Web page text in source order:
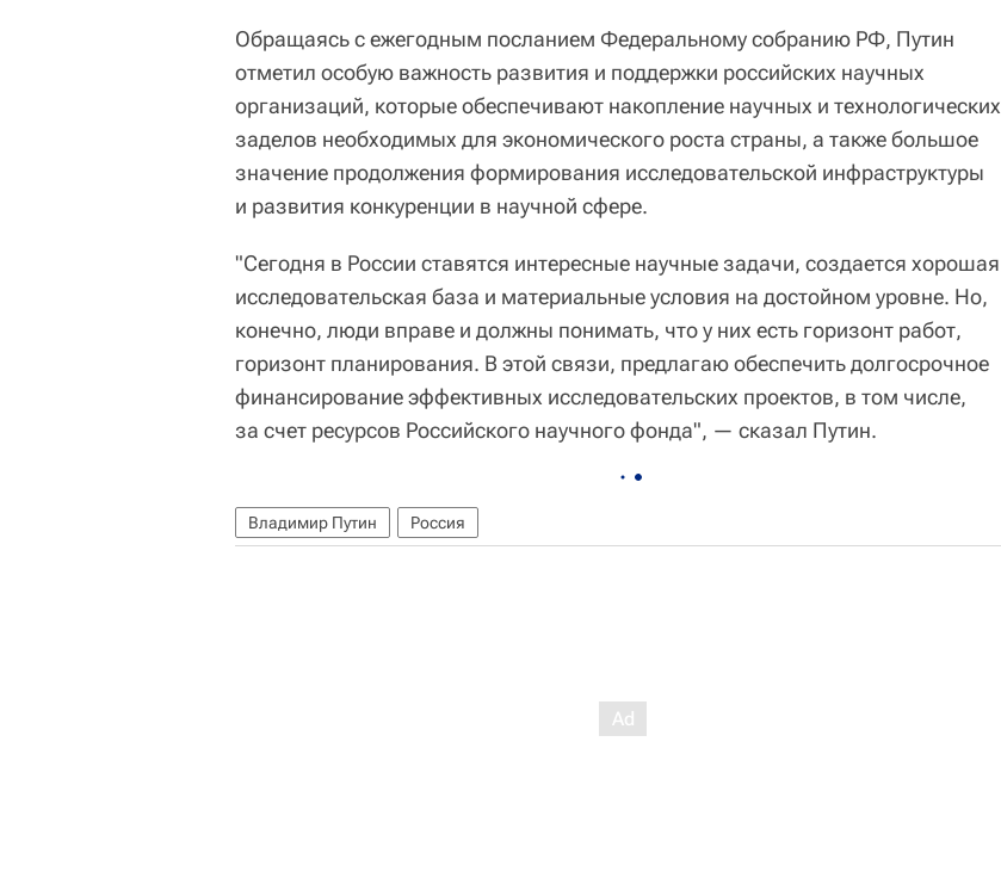
Обращаясь с ежегодным посланием Федеральному собранию РФ, Путин
отметил особую важность развития и поддержки российских научных
организаций, которые обеспечивают накопление научных и технологических
заделов необходимых для экономического роста страны, а также большое
значение продолжения формирования исследовательской инфраструктуры
и развития конкуренции в научной сфере.
"Сегодня в России ставятся интересные научные задачи, создается хорошая
исследовательская база и материальные условия на достойном уровне. Но,
конечно, люди вправе и должны понимать, что у них есть горизонт работ,
горизонт планирования. В этой связи, предлагаю обеспечить долгосрочное
финансирование эффективных исследовательских проектов, в том числе,
за счет ресурсов Российского научного фонда", — сказал Путин.
Владимир Путин Россия